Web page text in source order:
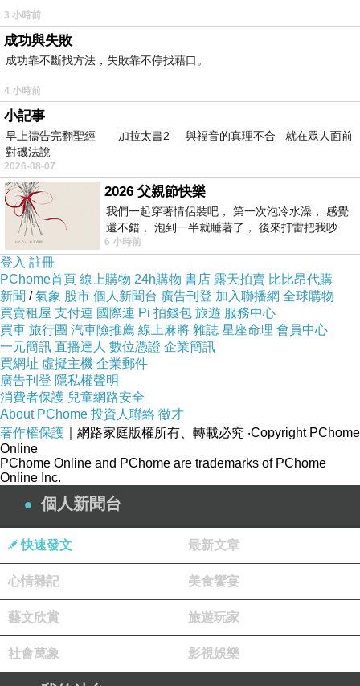
來臨也要洗澡。
但，只要我伸出手，你就會依偎過來，為我吟唱
我真的好愛好愛你。
自從你來到我身邊，不曾覺得孤獨過。心，一直
都是滿滿的。
感覺不到時間的流逝，春夏秋冬不停轉移。
不再是學生之後，過著太過忙碌的生活，陪伴你
的時間，不像以往那麼多。
漸漸地、漸漸地，你被我冷落。
仍舊靜靜陪在我身旁的你，似乎開始有些不同。
年齡已達界限的你，早已不若以往活潑。
雖然仍是眨著可愛的圓眼睛，但卻彷彿失去了光
彩。
等到我發現時已經太遲，再多的後悔也無法挽回
你的生命。
我輕輕把你捧出，像從前一樣，讓你窩在我的手
小小聲地回應著。
我天真的以為，我們，還能在一起一直下去。
3 小時前
成功與失敗
成功靠不斷找方法，失敗靠不停找藉口。
4 小時前
小記事
早上禱告完翻聖經 加拉太書2 與福音的真理不合 就在眾人面前
對磯法說
2026-08-07
2026 父親節快樂
我們一起穿著情侶裝吧， 第一次泡冷水澡， 感覺
還不錯， 泡到一半就睡著了， 後來打雷把我吵
醒， 手
6 小時前
登入 註冊
PChome首頁 線上購物 24h購物 書店 露天拍賣 比比昂代購
新聞 /氣象 股市 個人新聞台 廣告刊登 加入聯播網 全球購物
買賣租屋 支付連 國際連 Pi 拍錢包 旅遊 服務中心
買車 旅行團 汽車險推薦 線上麻將 雜誌 星座命理 會員中心
一元簡訊 直播達人 數位憑證 企業簡訊
買網址 虛擬主機 企業郵件
廣告刊登 隱私權聲明
消費者保護 兒童網路安全
About PChome 投資人聯絡 徵才
著作權保護 ｜網路家庭版權所有、轉載必究 ‧Copyright PChome
Online
PChome Online and PChome are trademarks of PChome
Online Inc.
個人新聞台
快速發文 最新文章
心情雜記 美食饗宴
藝文欣賞 旅遊玩家
社會萬象 影視娛樂